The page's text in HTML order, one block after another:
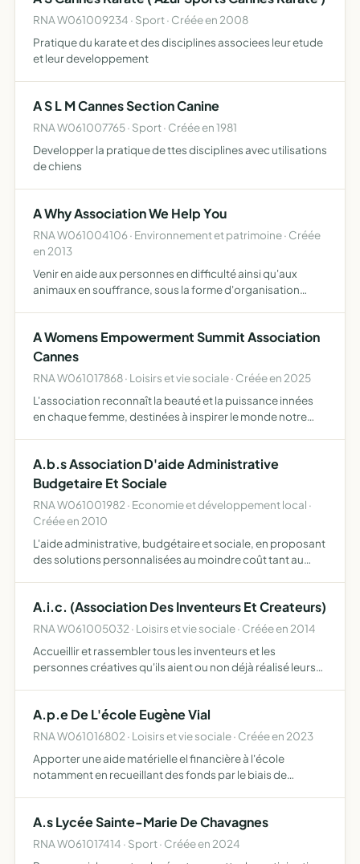
RNA W061009234 · Sport · Créée en 2008
Pratique du karate et des disciplines associees leur etude
et leur developpement
A S L M Cannes Section Canine
RNA W061007765 · Sport · Créée en 1981
Developper la pratique de ttes disciplines avec utilisations
de chiens
A Why Association We Help You
RNA W061004106 · Environnement et patrimoine · Créée
en 2013
Venir en aide aux personnes en difficulté ainsi qu'aux
animaux en souffrance, sous la forme d'organisation
et particul…
A Womens Empowerment Summit Association
Cannes
RNA W061017868 · Loisirs et vie sociale · Créée en 2025
L'association reconnaît la beauté et la puissance innées
en chaque femme, destinées à inspirer le monde notre
danse,…
A.b.s Association D'aide Administrative
Budgetaire Et Sociale
RNA W061001982 · Economie et développement local ·
Créée en 2010
L'aide administrative, budgétaire et sociale, en proposant
des solutions personnalisées au moindre coût tant au
sociétés di…
A.i.c. (Association Des Inventeurs Et Createurs)
RNA W061005032 · Loisirs et vie sociale · Créée en 2014
Accueillir et rassembler tous les inventeurs et les
personnes créatives qu'ils aient ou non déjà réalisé leurs
A.p.e De L'école Eugène Vial
RNA W061016802 · Loisirs et vie sociale · Créée en 2023
Apporter une aide matérielle el financière à l'école
notamment en recueillant des fonds par le biais de
scolaire…
A.s Lycée Sainte-Marie De Chavagnes
RNA W061017414 · Sport · Créée en 2024